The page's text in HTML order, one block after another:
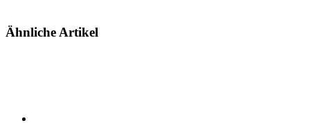
Ähnliche Artikel